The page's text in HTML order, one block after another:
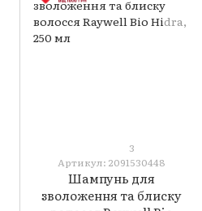
3
Артикул: 2091530448
Шампунь для
зволоження та блиску